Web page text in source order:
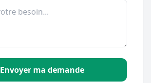
Envoyer ma demande